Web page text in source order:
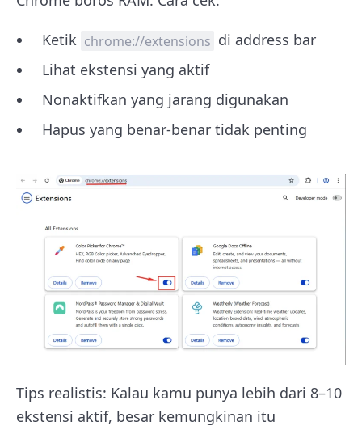
Ketik chrome://extensions di address bar
Lihat ekstensi yang aktif
Nonaktifkan yang jarang digunakan
Hapus yang benar-benar tidak penting
Tips realistis: Kalau kamu punya lebih dari 8–10
ekstensi aktif, besar kemungkinan itu